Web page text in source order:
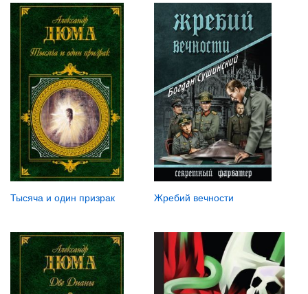
Тысяча и один призрак Жребий вечности